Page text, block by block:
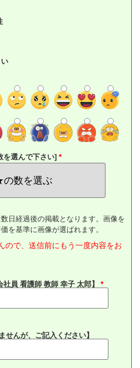
選んで下さい]
日経過後の掲載となります。画像を
を基準に画像が選ばれます。
ので、送信前にもう一度内容をお
員 看護師 教師 幸子 太郎】
せんが、ご記入ください】